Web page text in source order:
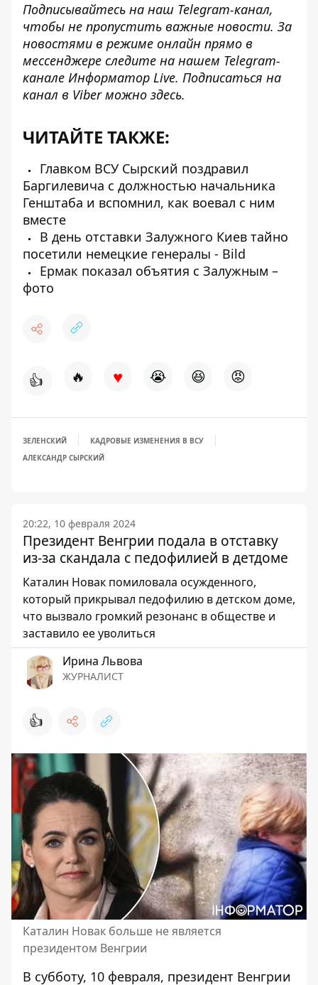
Подписывайтесь на наш Telegram-канал,
чтобы не пропустить важные новости. За
новостями в режиме онлайн прямо в
мессенджере следите на нашем Telegram-
канале Информатор Live. Подписаться на
канал в Viber можно здесь.
ЧИТАЙТЕ ТАКЖЕ:
Главком ВСУ Сырский поздравил
Баргилевича с должностью начальника
Генштаба и вспомнил, как воевал с ним
вместе
В день отставки Залужного Киев тайно
посетили немецкие генералы - Bild
Ермак показал объятия с Залужным –
фото
👍 🔥 ♥ 😭 😆 😡
ЗЕЛЕНСКИЙ
КАДРОВЫЕ ИЗМЕНЕНИЯ В ВСУ
АЛЕКСАНДР СЫРСКИЙ
20:22, 10 февраля 2024
Президент Венгрии подала в отставку
из-за скандала с педофилией в детдоме
Каталин Новак помиловала осужденного,
который прикрывал педофилию в детском доме,
что вызвало громкий резонанс в обществе и
заставило ее уволиться
Ирина Львова
ЖУРНАЛИСТ
👍
Каталин Новак больше не является
президентом Венгрии
В субботу, 10 февраля, президент Венгрии